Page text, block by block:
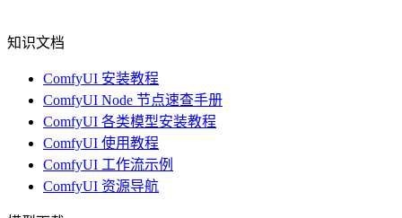
知识文档
ComfyUI 安装教程
ComfyUI Node 节点速查手册
ComfyUI 各类模型安装教程
ComfyUI 使用教程
ComfyUI 工作流示例
ComfyUI 资源导航